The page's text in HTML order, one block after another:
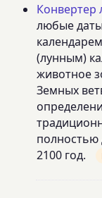
Конвертер
любые
(лунным)
животное
Земных
полностью
2100 год.